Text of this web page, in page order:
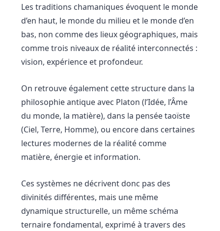
Les traditions chamaniques évoquent le monde
d’en haut, le monde du milieu et le monde d’en
bas, non comme des lieux géographiques, mais
comme trois niveaux de réalité interconnectés :
vision, expérience et profondeur.
On retrouve également cette structure dans la
philosophie antique avec Platon (l’Idée, l’Âme
du monde, la matière), dans la pensée taoïste
(Ciel, Terre, Homme), ou encore dans certaines
lectures modernes de la réalité comme
matière, énergie et information.
Ces systèmes ne décrivent donc pas des
divinités différentes, mais une même
dynamique structurelle, un même schéma
ternaire fondamental, exprimé à travers des